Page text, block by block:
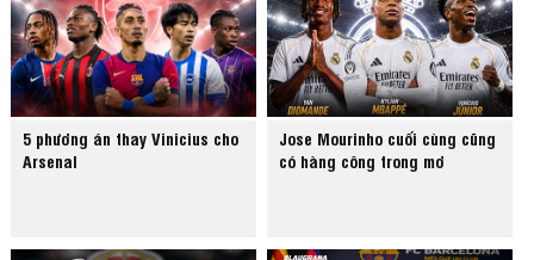
5 phương án thay Vinicius cho
Arsenal
Jose Mourinho cuối cùng cũng
có hàng công trong mơ